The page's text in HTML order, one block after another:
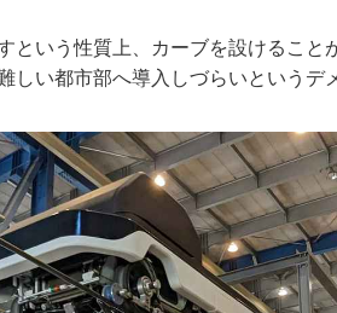
という性質上、カーブを設けること
しい都市部へ導入しづらいというデ